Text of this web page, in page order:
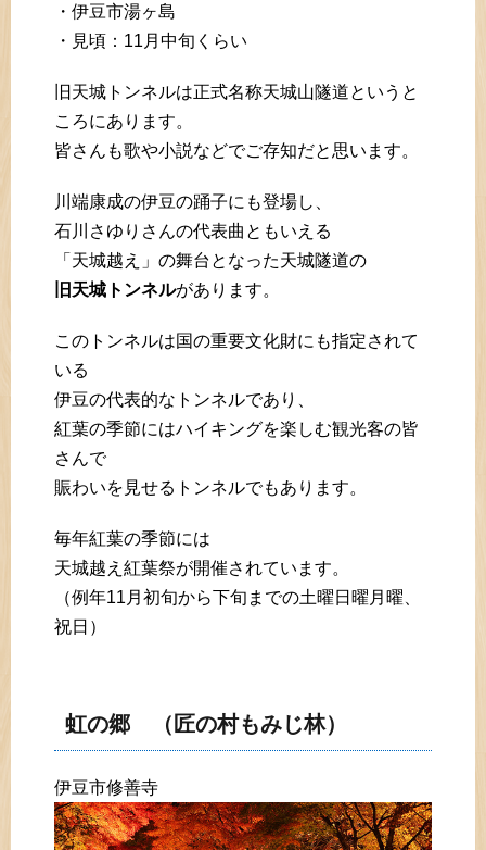
・伊豆市湯ヶ島
・見頃：11月中旬くらい
旧天城トンネルは正式名称天城山隧道というと
ころにあります。
皆さんも歌や小説などでご存知だと思います。
川端康成の伊豆の踊子にも登場し、
石川さゆりさんの代表曲ともいえる
「天城越え」の舞台となった天城隧道の
旧天城トンネルがあります。
このトンネルは国の重要文化財にも指定されて
いる
伊豆の代表的なトンネルであり、
紅葉の季節にはハイキングを楽しむ観光客の皆
さんで
賑わいを見せるトンネルでもあります。
毎年紅葉の季節には
天城越え紅葉祭が開催されています。
（例年11月初旬から下旬までの土曜日曜月曜、
祝日）
虹の郷 （匠の村もみじ林）
伊豆市修善寺